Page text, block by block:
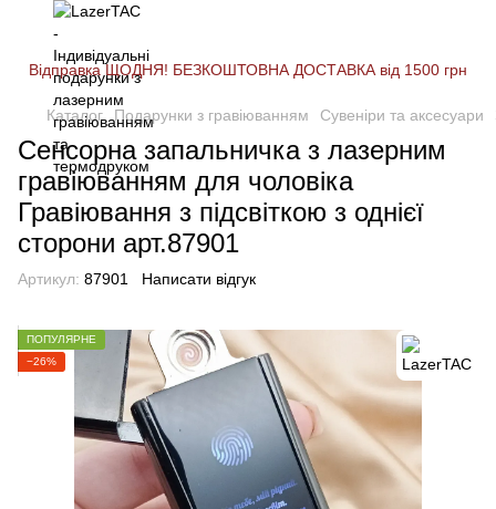
Відправка ЩОДНЯ! БЕЗКОШТОВНА ДОСТАВКА від 1500 грн
Каталог Подарунки з гравіюванням Сувеніри та аксесуари
Сенсорна запальничка з лазерним
гравіюванням для чоловіка
Гравіювання з підсвіткою з однієї
сторони арт.87901
Артикул: 87901 Написати відгук
ПОПУЛЯРНЕ
−26%